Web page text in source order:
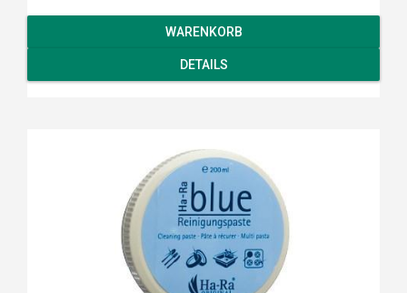
WARENKORB
DETAILS